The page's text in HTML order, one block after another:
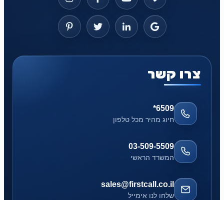
צרו קשר
*6509
חיוג מהיר מכל טלפון
03-509-5509
המשרד הראשי
sales@firstcall.co.il
שלחו לנו אימייל